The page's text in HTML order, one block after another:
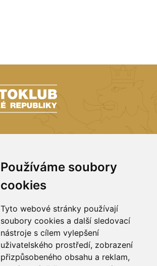
Používáme soubory
cookies
Tyto webové stránky používají
soubory cookies a další sledovací
nástroje s cílem vylepšení
uživatelského prostředí, zobrazení
přizpůsobeného obsahu a reklam,